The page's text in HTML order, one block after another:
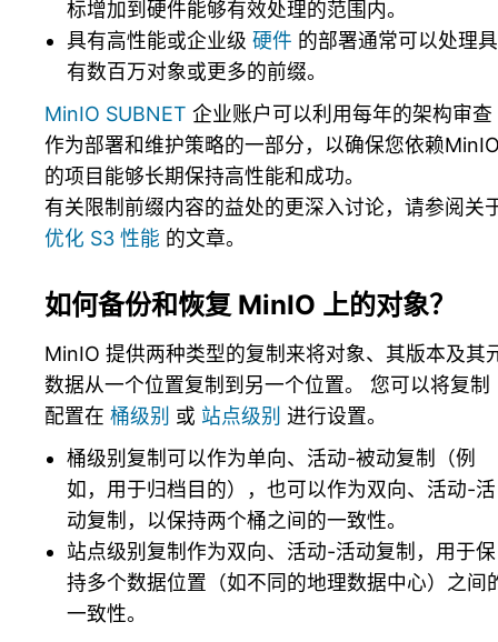
标增加到硬件能够有效处理的范围内。
具有高性能或企业级 硬件 的部署通常可以处理具
有数百万对象或更多的前缀。
MinIO SUBNET 企业账户可以利用每年的架构审查
作为部署和维护策略的一部分，以确保您依赖
的项目能够长期保持高性能和成功。
有关限制前缀内容的益处的更深入讨论，请参阅关
优化 S3 性能 的文章。
如何备份和恢复 MinIO 上的对象？
MinIO 提供两种类型的复制来将对象、其版本及其
数据从一个位置复制到另一个位置。 您可以将复制
配置在 桶级别 或 站点级别 进行设置。
桶级别复制可以作为单向、活动-被动复制（例
如，用于归档目的），也可以作为双向、活动-活
动复制，以保持两个桶之间的一致性。
站点级别复制作为双向、活动-活动复制，用于保
持多个数据位置（如不同的地理数据中心）之间
一致性。